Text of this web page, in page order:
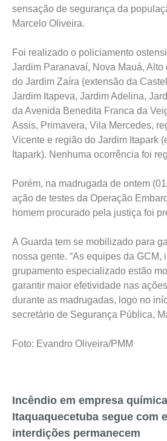
sensação de segurança da
Marcelo Oliveira.
Foi realizado o policiamento
Jardim Paranavaí, Nova Mauá,
do Jardim Zaíra (extensão da
Jardim Itapeva, Jardim Adelina,
da Avenida Benedita Franca da
Assis, Primavera, Vila Mercedes,
Vicente e região do Jardim Itapark
Itapark). Nenhuma ocorrência foi
Porém, na madrugada de ontem
ação de testes da Operação
homem procurado pela justiça foi
A Guarda tem se mobilizado para
nossa gente. “As equipes da GCM,
grupamento especializado estão
garantir maior efetividade nas
durante as madrugadas, logo no
secretário de Segurança Pública,
Foto: Evandro Oliveira/PMM
Incêndio em empresa
Itaquaquecetuba segue com
interdições permanecem